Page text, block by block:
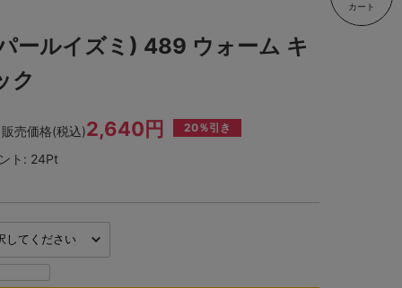
カート
ールイズミ) 489 ウォーム キ
ク
販売価格(税込)2,640円 20％引き
ト: 24Pt